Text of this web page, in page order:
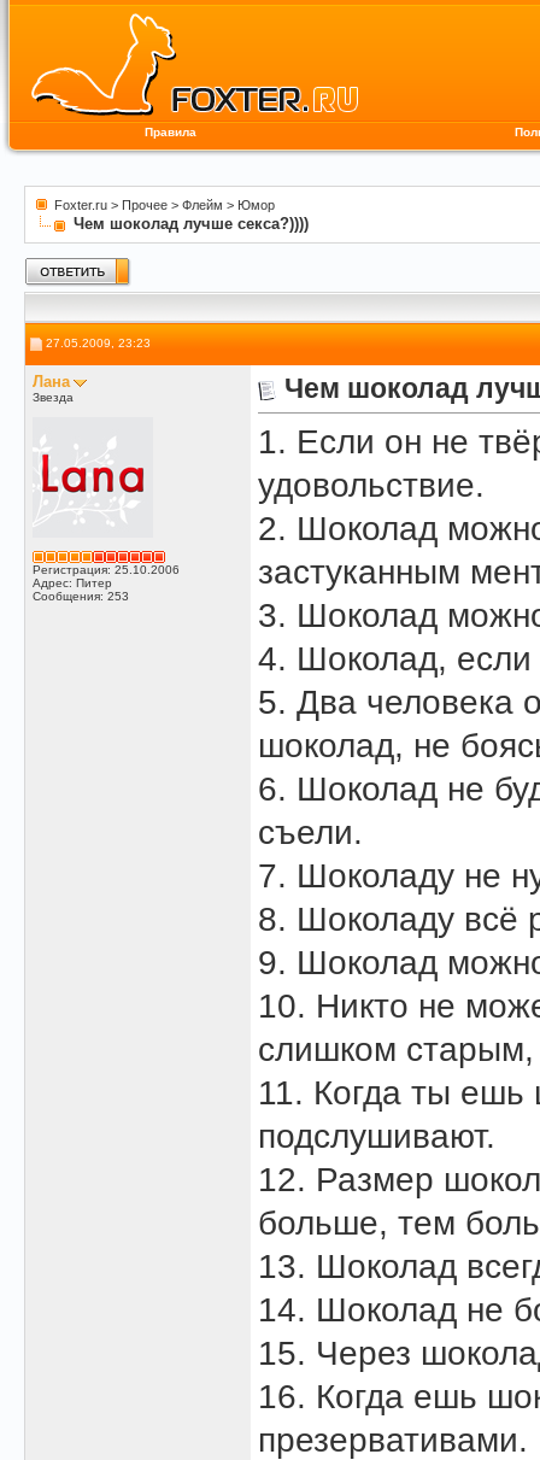
Правила
Foxter.ru > Прочее > Флейм > Юмор
Чем шоколад лучше секса?))))
27.05.2009, 23:23
Лана
Звезда
Регистрация: 25.10.2006
Адрес: Питер
Сообщения: 253
Чем шоколад
1. Если он не
удовольствие.
2. Шоколад
застуканным
3. Шоколад
4. Шоколад, если
5. Два человека
шоколад, не
6. Шоколад не
съели.
7. Шоколаду не
8. Шоколаду всё
9. Шоколад
10. Никто не
слишком
11. Когда ты ешь
подслушивают.
12. Размер
больше, тем
13. Шоколад
14. Шоколад не
15. Через
16. Когда ешь
презервативами.